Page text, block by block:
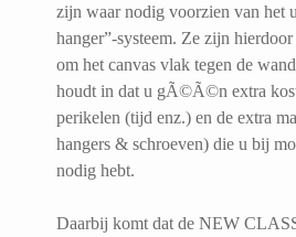
zijn waar nodig voorzien van het
hanger”-systeem. Ze zijn
om het canvas vlak tegen de
houdt in dat u gÃ©Ã©n extra
perikelen (tijd enz.) en de extra
hangers & schroeven) die u bij
nodig hebt.
Daarbij komt dat de NEW